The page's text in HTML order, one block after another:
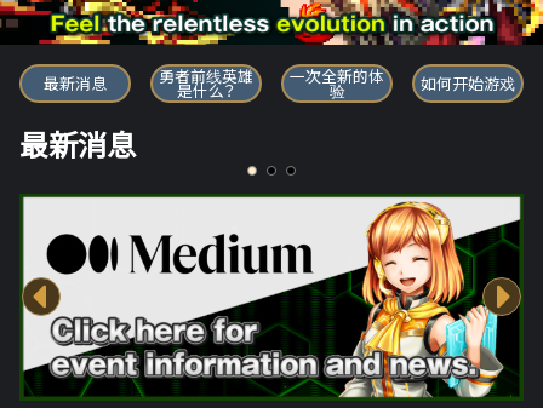
勇者前线英雄
最新消息 勇者前线英雄
是什么？
一次全新的体
验 如何开始游戏
最新消息